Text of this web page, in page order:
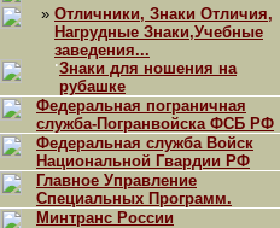
» Отличники, Знаки Отличия,
Нагрудные Знаки,Учебные
заведения...
·Знаки для ношения на
рубашке
Федеральная пограничная
служба-Погранвойска ФСБ РФ
Федеральная служба Войск
Национальной Гвардии РФ
Главное Управление
Специальных Программ.
Минтранс России